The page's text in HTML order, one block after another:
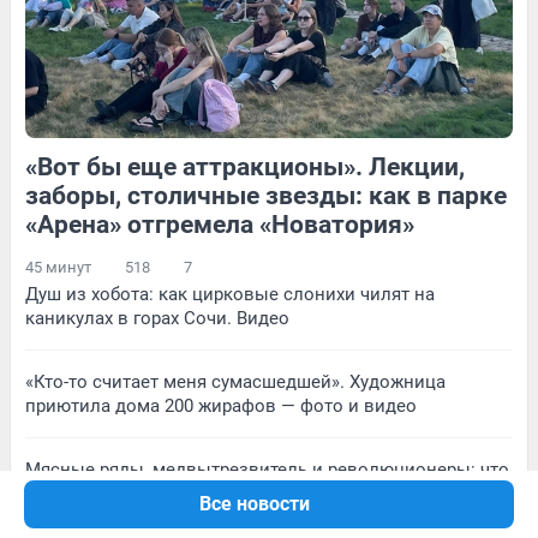
Все новости
Обсудить 44 Обсудить
220 35 Обсудить
«Вот бы еще аттракционы». Лекции,
заборы, столичные звезды: как в парке
«Арена» отгремела «Новатория»
45 минут 518 7
Душ из хобота: как цирковые слонихи чилят на
каникулах в горах Сочи. Видео
«Кто-то считает меня сумасшедшей». Художница
приютила дома 200 жирафов — фото и видео
Мясные ряды, медвытрезвитель и революционеры: что
было и кто жил на Серебренниковской в прошлом веке